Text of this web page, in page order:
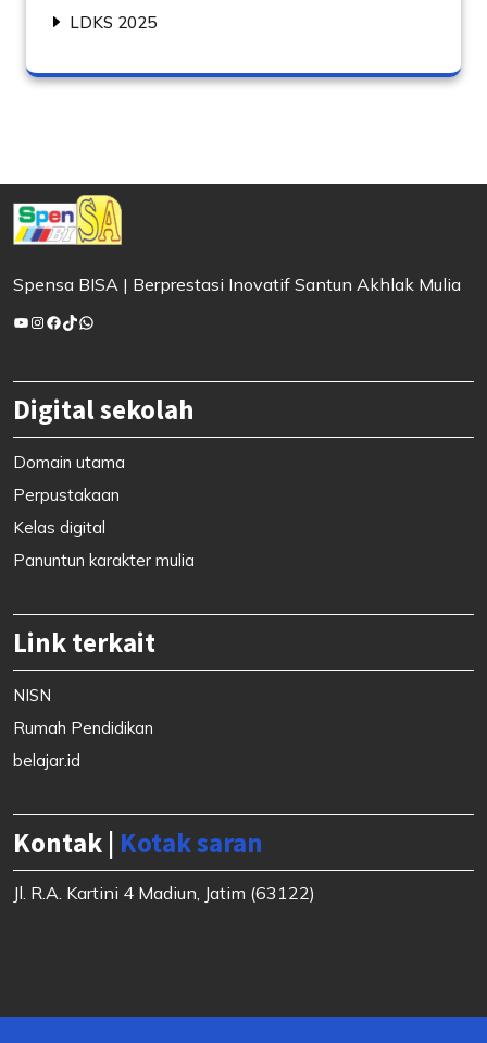
LDKS 2025
Spensa BISA | Berprestasi Inovatif Santun Akhlak Mulia
YouTube
Instagram
Facebook
TikTok
WhatsApp
Digital sekolah
Domain utama
Perpustakaan
Kelas digital
Panuntun karakter mulia
Link terkait
NISN
Rumah Pendidikan
belajar.id
Kontak | Kotak saran
Jl. R.A. Kartini 4 Madiun, Jatim (63122)